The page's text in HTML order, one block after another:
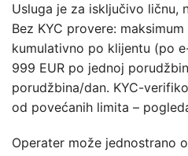
Usluga je za isključivo ličnu,
Bez KYC provere:
kumulativno po klijentu (po
999 EUR po jednoj
porudžbina/dan. KYC-
od povećanih limita –
Operater može jednostrano